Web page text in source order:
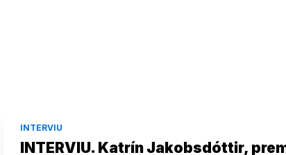
INTERVIU
INTERVIU. Katrín Jakobsdóttir,